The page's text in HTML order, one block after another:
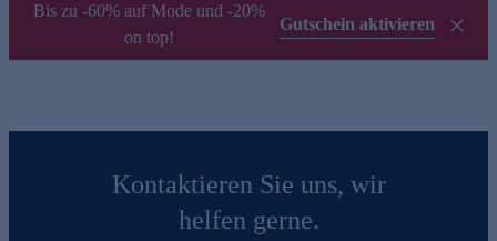
Bis zu -60% auf Mode und -20%
on top!
Gutschein aktivieren
Kontaktieren Sie uns, wir
helfen gerne.